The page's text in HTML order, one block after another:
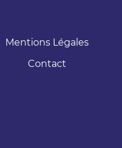
Mentions Légales
Contact